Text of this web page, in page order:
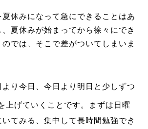
休みになって急にできることはあ
夏休みが始まってから徐々にでき
では、そこで差がついてしまいま
り今日、今日より明日と少しずつ
上げていくことです。まずは日曜
てみる、集中して長時間勉強でき